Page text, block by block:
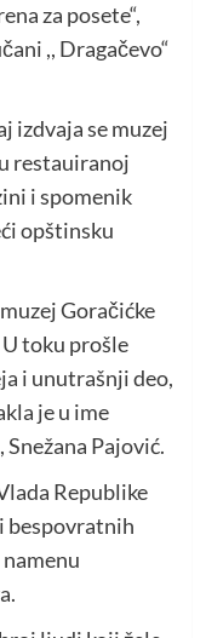
za posete“,
,, Dragačevo“
izdvaja se muzej
restauiranoj
i spomenik
opštinsku
Goračićke
toku prošle
i unutrašnji deo,
je u ime
Pajović.
Republike
bespovratnih